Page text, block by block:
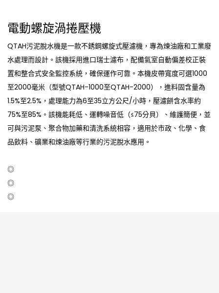
電動螺旋渦捲壓機
QTAH污泥脫水機是一款不銹鋼螺旋式壓濾機，專為煉油廠和工業廢
水處理而設計。該機採用進口瑞士濾布，配備氣室自動偏差校正裝
置和整合式安全監控系統，確保運作可靠。本機皮帶寬度可選1000
至2000毫米（型號QTAH-1000至QTAH-2000），進料固含量為
1.5%至2.5%，處理能力為6至35立方公尺/小時，壓濾餅含水率約
75%至85%。該機能耗低、運轉噪音低（≤75分貝）、維護簡便，並
可與污泥泵、聚合物加藥和清洗系統相容，適用於市政、化學、食
品飲料、礦業和煉油廠等行業的污泥脫水應用。
◎
◎
◎